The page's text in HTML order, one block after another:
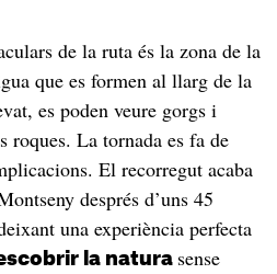
de la ruta és la zona de la
que es formen al llarg de la
es poden veure gorgs i
roques. La tornada es fa de
El recorregut acaba
després d’uns 45
una experiència perfecta
la natura sense